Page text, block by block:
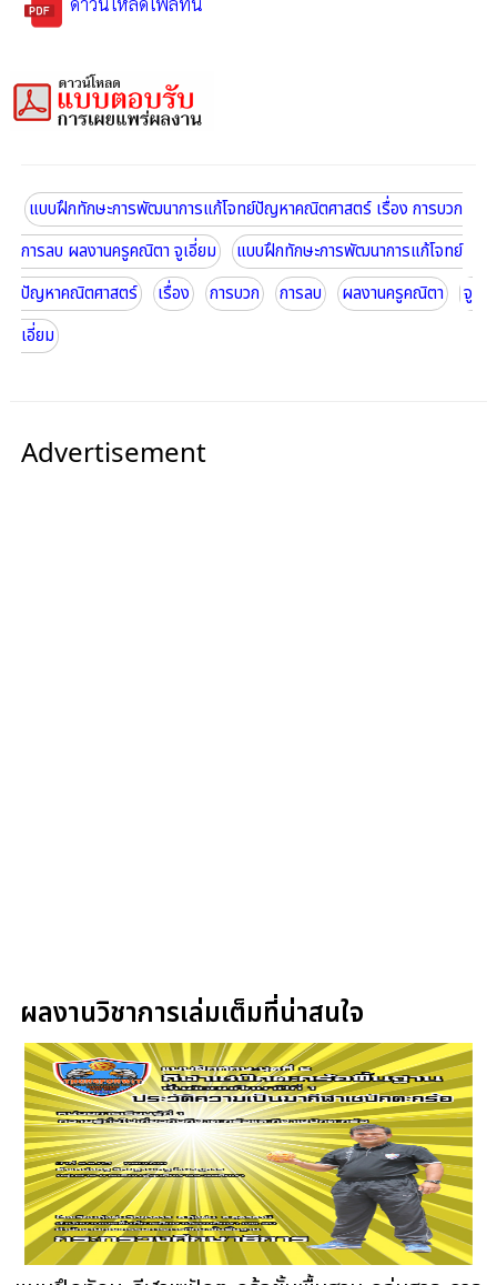
แบบฝึกทักษะการพัฒนาการแก้โจทย์ปัญหาคณิตศาสตร์ เรื่อง การบวก
การลบ ผลงานครูคณิตา จูเอี่ยม
แบบฝึกทักษะการพัฒนาการแก้โจทย์
ปัญหาคณิตศาสตร์
เรื่อง การบวก การลบ ผลงานครูคณิตา
จู
เอี่ยม
Advertisement
ผลงานวิชาการเล่มเต็มที่น่าสนใจ